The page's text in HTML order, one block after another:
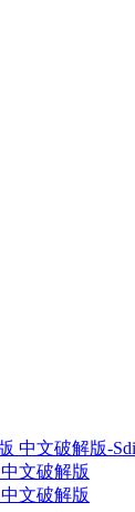
文破解版
文破解版